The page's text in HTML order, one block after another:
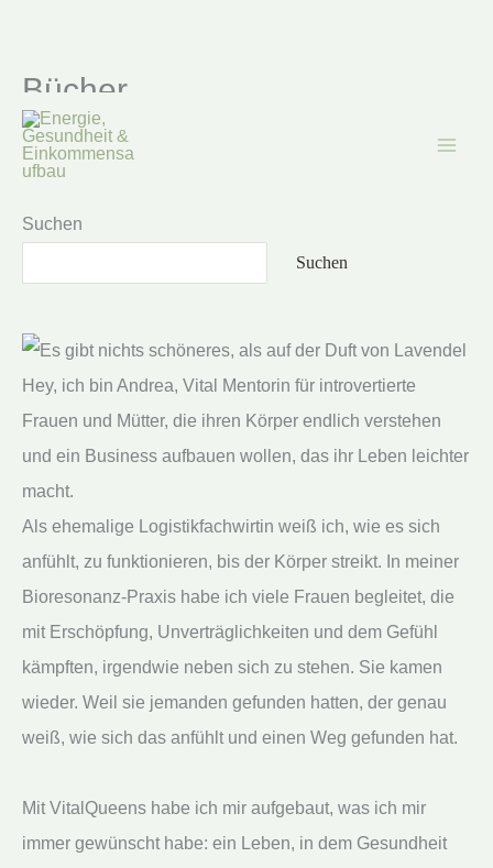
Zum
Inhalt
springen
Bücher
Suchen
Suchen
Hey, ich bin Andrea, Vital Mentorin für introvertierte
Frauen und Mütter, die ihren Körper endlich verstehen
und ein Business aufbauen wollen, das ihr Leben leichter
macht.
Als ehemalige Logistikfachwirtin weiß ich, wie es sich
anfühlt, zu funktionieren, bis der Körper streikt. In meiner
Bioresonanz-Praxis habe ich viele Frauen begleitet, die
mit Erschöpfung, Unverträglichkeiten und dem Gefühl
kämpften, irgendwie neben sich zu stehen. Sie kamen
wieder. Weil sie jemanden gefunden hatten, der genau
weiß, wie sich das anfühlt und einen Weg gefunden hat.
Mit VitalQueens habe ich mir aufgebaut, was ich mir
immer gewünscht habe: ein Leben, in dem Gesundheit